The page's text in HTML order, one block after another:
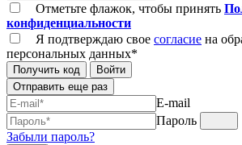
Отметьте флажок, чтобы принять
конфиденциальности
Я подтверждаю свое согласие на
персональных данных*
Получить код
Войти
Отправить еще раз
E-mail
Пароль
Забыли пароль?